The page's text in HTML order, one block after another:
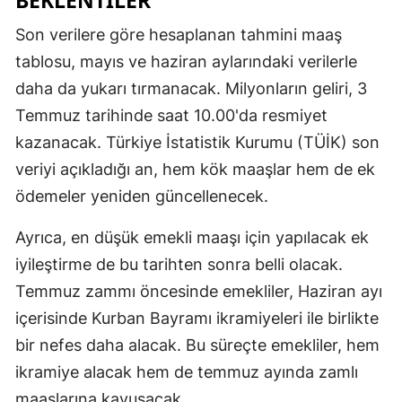
Samsun
Siirt
Sinop
Sivas
Tekirdağ
Tunceli
Şanlıurfa
Son verilere göre hesaplanan tahmini maaş
tablosu, mayıs ve haziran aylarındaki verilerle
daha da yukarı tırmanacak. Milyonların geliri, 3
Temmuz tarihinde saat 10.00'da resmiyet
kazanacak. Türkiye İstatistik Kurumu (TÜİK) son
veriyi açıkladığı an, hem kök maaşlar hem de ek
ödemeler yeniden güncellenecek.
Ayrıca, en düşük emekli maaşı için yapılacak ek
iyileştirme de bu tarihten sonra belli olacak.
Temmuz zammı öncesinde emekliler, Haziran ayı
içerisinde Kurban Bayramı ikramiyeleri ile birlikte
bir nefes daha alacak. Bu süreçte emekliler, hem
ikramiye alacak hem de temmuz ayında zamlı